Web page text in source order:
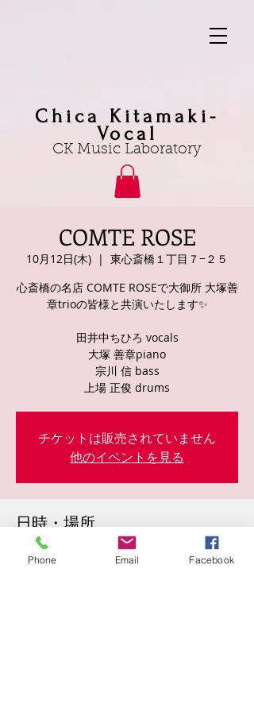
Chica Kitamaki-
Vocal
CK Music Laboratory
COMTE ROSE
10月12日(木)
  |
東心斎橋１丁目７−２５
心斎橋の名店 COMTE ROSEで大御所 大塚善
章trioの皆様と共演いたします✨
田井中ちひろ vocals
大塚 善章piano
宗川 信 bass
上場 正俊 drums
チケットは販売されていません
他のイベントを見る
日時・場所
2023年10月12日 19:30
東心斎橋１丁目７−２５, 日本、〒542-0083
Phone Email Facebook